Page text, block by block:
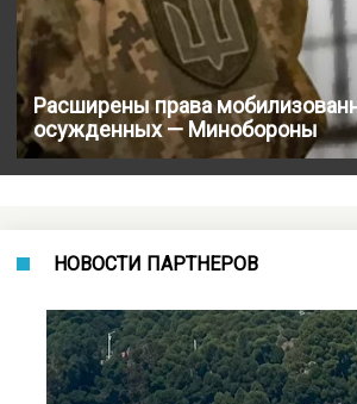
Расширены права
осужденных — Минобороны
НОВОСТИ ПАРТНЕРОВ